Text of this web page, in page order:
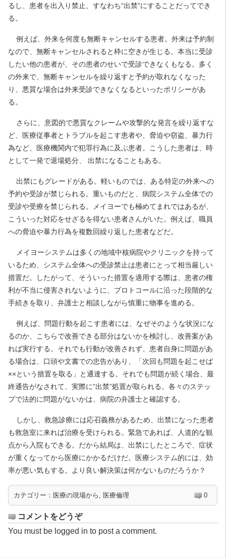
るし、患者を出入り禁止、すなわち“出禁”にすることだってでき
る。
例えば、外来を何度も無断キャンセルする患者。外来は予約制
なので、無断キャンセルされると枠に空きが生じる。本当に受診
したい他の患者が、その患者のせいで受診できなくもなる。多く
の外来で、無断キャンセルを繰り返すと予約が取れなくなった
り、悪質な場合は外来受診できなくなるといったポリシーがあ
る。
さらに、意図的で悪質なクレームや攻撃的な発言を繰り返すな
ど、医療従事者とトラブルを起こす患者や、脅迫や窃盗、暴力行
為など、医療機関内で犯罪行為に及ぶ患者。こうした患者は、時
として一発で退場処分、 出禁になることもある。
出禁にもグレードがある。軽いものでは、ある特定の外来への
予約や受診が禁じられる。重いものだと、病院システム全体での
受診や受療を禁じられる。メイヨーでも極めてまれではあるが、
こういった対応をせざるを得ない患者さんがいた。例えば、職員
への脅迫や暴力行為を複数回繰り返した患者などだ。
メイヨーシステムは多くの地域中核病院やクリニックを持って
いるため、システム全体への受診禁止は患者にとって相当厳しい
措置だ。したがって、そういった措置を適用する際は、患者の権
利が不当に侵害されないように、プロトコールに沿った段階的な
手続きを取り、弁護士と相談しながら慎重に物事を進める。
例えば、問題行動を起こす患者には、なぜそのような状況にな
るのか、こちらで改善できる部分はないかを検討し、改善案があ
れば実行する。それでも行動が改善されず、患者自身に問題があ
る場合は、口頭や文書での忠告があり、「次回も問題を起こせば
××という措置を取る」と通達する。それでも問題が続く場合、最
終通告がなされて、実際に“出禁”処置が取られる。各々のステッ
プで法的に問題がないかは、病院の弁護士と確認する。
しかし、救急診療には応召義務があるため、出禁になった患者
も救急室に来れば治療を受けられる。緊急であれば、人道的な観
点から入院もできる。だから結局は、出禁にしたところで、症状
が重くなってから医療にかかるだけだ。医療システム的には、効
率が悪い気もする。より良い解決策は何かないものだろうか？
カテゴリー： 医療の現場から , 医療倫理 0
コメントをどうぞ
You must be logged in to post a comment.